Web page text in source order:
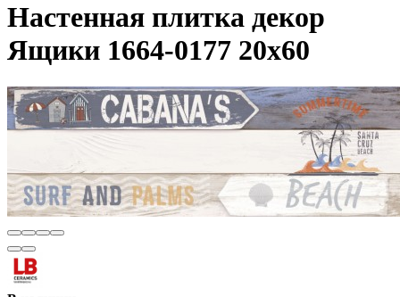
Настенная плитка декор
Ящики 1664-0177 20x60